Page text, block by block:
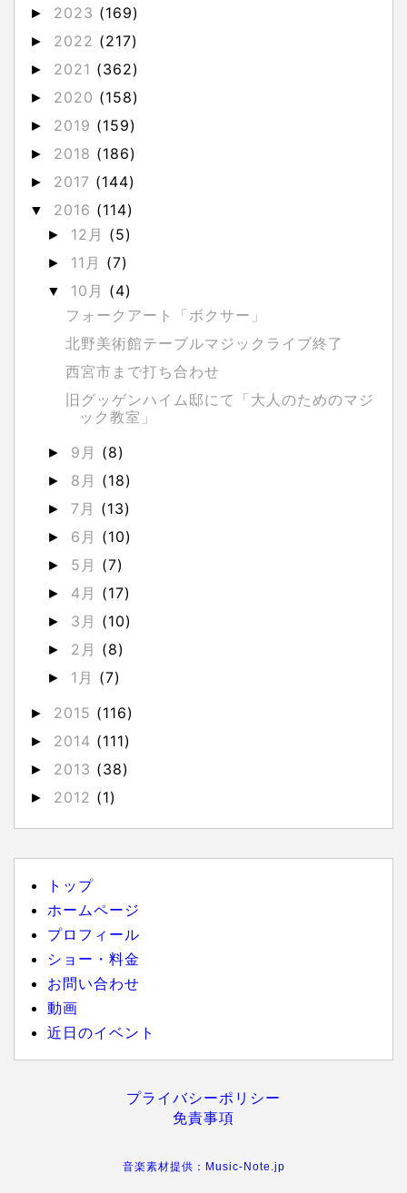
► 2023 (169)
► 2022 (217)
► 2021 (362)
► 2020 (158)
► 2019 (159)
► 2018 (186)
► 2017 (144)
▼ 2016 (114)
► 12月 (5)
► 11月 (7)
▼ 10月 (4)
フォークアート「ボクサー」
北野美術館テーブルマジックライブ終了
西宮市まで打ち合わせ
旧グッゲンハイム邸にて「大人のためのマジ
ック教室」
► 9月 (8)
► 8月 (18)
► 7月 (13)
► 6月 (10)
► 5月 (7)
► 4月 (17)
► 3月 (10)
► 2月 (8)
► 1月 (7)
► 2015 (116)
► 2014 (111)
► 2013 (38)
► 2012 (1)
トップ
ホームページ
プロフィール
ショー・料金
お問い合わせ
動画
近日のイベント
プライバシーポリシー
免責事項
音楽素材提供：Music-Note.jp